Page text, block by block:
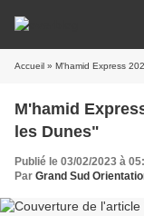
Accueil » M'hamid Express
M'hamid
les Dunes"
Publié le 03/02/2023 à
Par Grand Sud